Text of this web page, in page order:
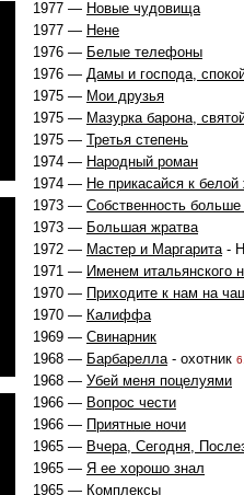
1977 — Новые чудовища
1977 — Нене
1976 — Белые телефоны
1976 — Дамы и господа,
1975 — Мои друзья
1975 — Мазурка барона,
1975 — Третья степень
1974 — Народный роман
1974 — Не прикасайся к
1973 — Собственность
1973 — Большая жратва
1972 — Мастер и Маргарита-
1971 — Именем итальянского
1970 — Приходите к нам на
1970 — Калиффа
1969 — Свинарник
1968 — Барбарелла- охотник
1968 — Убей меня поцелуями
1966 — Вопрос чести
1966 — Приятные ночи
1965 — Вчера, Сегодня,
1965 — Я ее хорошо знал
1965 — Комплексы